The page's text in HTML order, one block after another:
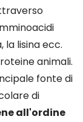
la lisina ecc.
animali.
fonte di
di
all'ordine